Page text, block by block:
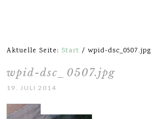
Aktuelle Seite:Start / wpid-dsc_0507.jpg
wpid-dsc_0507.jpg
19. JULI 2014